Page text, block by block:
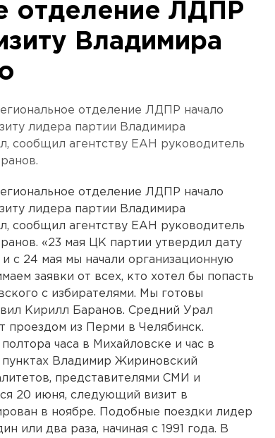
отделение ЛДПР
Владимира
отделение ЛДПР начало
лидера партии Владимира
сообщил агентству ЕАН руководитель
отделение ЛДПР начало
лидера партии Владимира
сообщил агентству ЕАН руководитель
«23 мая ЦК партии утвердил дату
с 24 мая мы начали организационную
заявки от всех, кто хотел бы попасть
с избирателями. Мы готовы
Кирилл Баранов. Средний Урал
проездом из Перми в Челябинск.
часа в Михайловске и час в
Владимир Жириновский
представителями СМИ и
20 июня, следующий визит в
в ноябре. Подобные поездки лидер
или два раза, начиная с 1991 года. В